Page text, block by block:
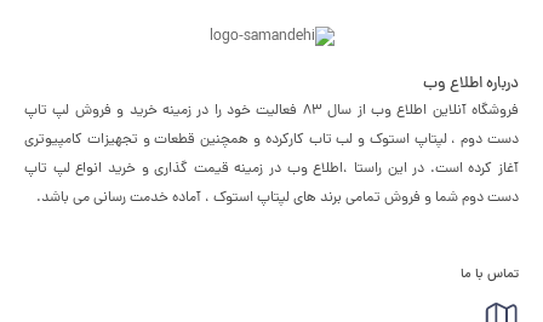
درباره اطلاع وب
فروشگاه آنلاین اطلاع وب از سال 83 فعالیت خود را در زمینه خرید و فروش لپ تاپ
دست دوم ، لپتاپ استوک و لب تاب کارکرده و همچنین قطعات و تجهیزات کامپیوتری
آغاز کرده است. در این راستا ،‌اطلاع وب در زمینه قیمت گذاری و خرید انواع لپ تاپ
دست دوم شما و فروش تمامی برند های لپتاپ استوک ، آماده خدمت رسانی می باشد.
تماس با ما